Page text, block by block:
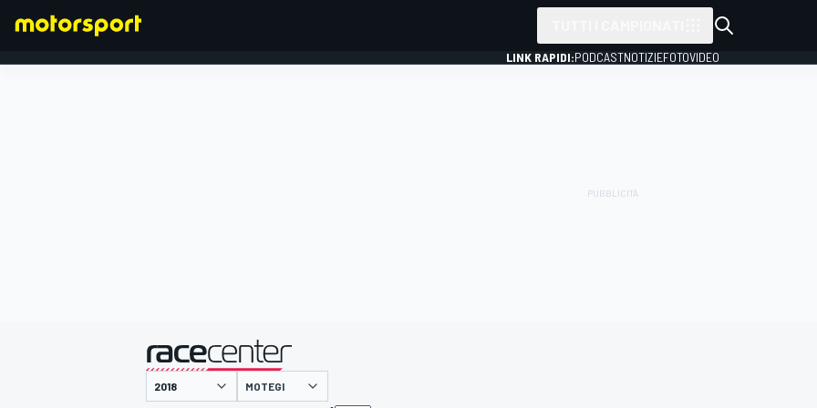
LINK RAPIDI:PODCASTNOTIZIEFOTOVIDEO
presentato da
MOTEGI